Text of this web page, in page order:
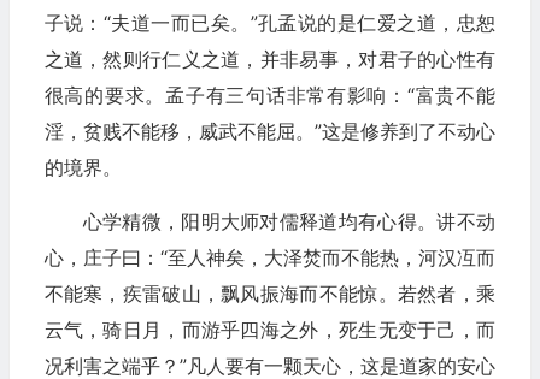
子说：“夫道一而已矣。”孔孟说的是仁爱之道，忠恕
之道，然则行仁义之道，并非易事，对君子的心性有
很高的要求。孟子有三句话非常有影响：“富贵不能
淫，贫贱不能移，威武不能屈。”这是修养到了不动心
的境界。
心学精微，阳明大师对儒释道均有心得。讲不动
心，庄子曰：“至人神矣，大泽焚而不能热，河汉冱而
不能寒，疾雷破山，飘风振海而不能惊。若然者，乘
云气，骑日月，而游乎四海之外，死生无变于己，而
况利害之端乎？”凡人要有一颗天心，这是道家的安心